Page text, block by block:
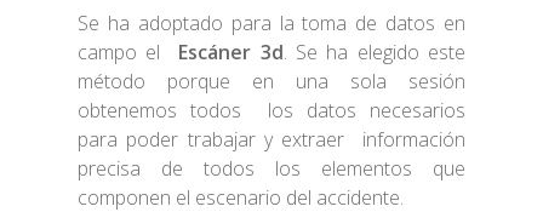
Se ha adoptado para la toma de datos en
campo el Escáner 3d. Se ha elegido este
método porque en una sola sesión
obtenemos todos los datos necesarios
para poder trabajar y extraer información
precisa de todos los elementos que
componen el escenario del accidente.